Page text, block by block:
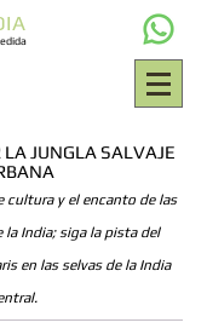
LA JUNGLA SALVAJE
cultura y el encanto de las
la India; siga la pista del
en las selvas de la India
Sanctuary